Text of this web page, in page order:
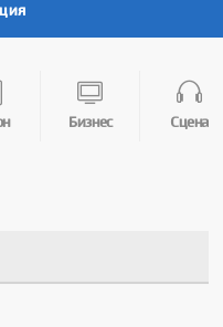
Бизнес Сцена